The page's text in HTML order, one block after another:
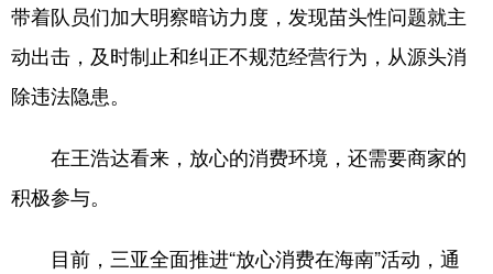
带着队员们加大明察暗访力度，发现苗头性问题就主
动出击，及时制止和纠正不规范经营行为，从源头消
除违法隐患。
在王浩达看来，放心的消费环境，还需要商家的
积极参与。
目前，三亚全面推进“放心消费在海南”活动，通